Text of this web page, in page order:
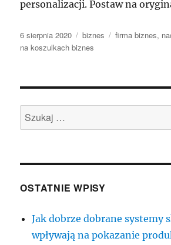
personalizacji. Postaw na
Data
publikacji
6 sierpnia 2020 Kategorie
biznes Tagi
firma biznes,
na koszulkach biznes
Szukaj:
OSTATNIE WPISY
Jak dobrze dobrane systemy
wpływają na pokazanie